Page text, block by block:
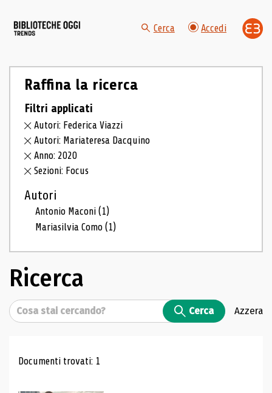
Cerca Accedi
Raffina la ricerca
Filtri applicati
Autori: Federica Viazzi
Autori: Mariateresa Dacquino
Anno: 2020
Sezioni: Focus
Autori
Antonio Maconi(1)
Mariasilvia Como(1)
Ricerca
Cerca Cerca Azzera
Risultati di ricerca
Documenti trovati: 1